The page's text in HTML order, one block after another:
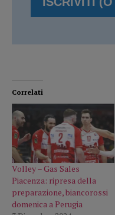
Correlati
Volley – Gas Sales
Piacenza: ripresa della
preparazione, biancorossi
domenica a Perugia